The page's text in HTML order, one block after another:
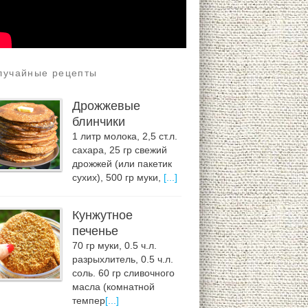
рецепты
Дрожжевые
блинчики
1 литр молока, 2,5 ст.л.
сахара, 25 гр свежий
дрожжей (или пакетик
сухих), 500 гр муки,
[...]
Кунжутное
печенье
70 гр муки, 0.5 ч.л.
разрыхлитель, 0.5 ч.л.
соль. 60 гр сливочного
масла (комнатной
темпер[...]